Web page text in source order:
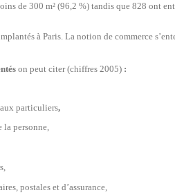
de 300 m² (96,2 %) tandis que 828 ont
à Paris. La notion de commerce
on peut citer (chiffres 2005) :
particuliers,
la personne,
postales et d’assurance,